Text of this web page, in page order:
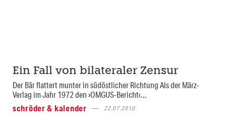
Ein Fall von bilateraler Zensur
Der Bär flattert munter in südöstlicher Richtung Als der März-
Verlag im Jahr 1972 den ›OMGUS-Bericht‹...
schröder & kalender
22.07.2010